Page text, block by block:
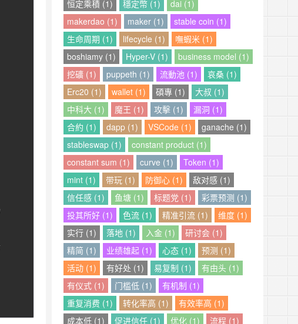
恒定乘積 (1)
穩定幣 (1)
dai (1)
makerdao (1)
maker (1)
stable coin (1)
生命周期 (1)
lifecycle (1)
嘸蝦米 (1)
boshiamy (1)
Hyper-V (1)
business model (1)
挖礦 (1)
puppeth (1) 流動池 (1)
哀桑 (1)
Erc20 (1)
wallet (1) 碩專 (1)
大叔 (1)
中科大 (1)
魔王 (1) 攻擊 (1)
漏洞 (1)
合約 (1)
dapp (1) VSCode (1)
ganache (1)
stableswap (1)
constant product (1)
constant sum (1)
curve (1)
Token (1)
mint (1)
带玩 (1) 防御心 (1)
敌对感 (1)
信任感 (1)
鱼塘 (1) 标题党 (1)
彩票预测 (1)
投其所好 (1)
色流 (1) 精准引流 (1)
维度 (1)
实行 (1)
落地 (1) 入金 (1)
研讨会 (1)
精简 (1)
业绩雄起 (1) 心态 (1)
预测 (1)
活动 (1)
有好处 (1) 易复制 (1)
有由头 (1)
有仪式 (1)
门槛低 (1)
有机制 (1)
重复消费 (1)
转化率高 (1)
有效率高 (1)
成本低 (1)
促进信任 (1) 优化 (1) 流程 (1)